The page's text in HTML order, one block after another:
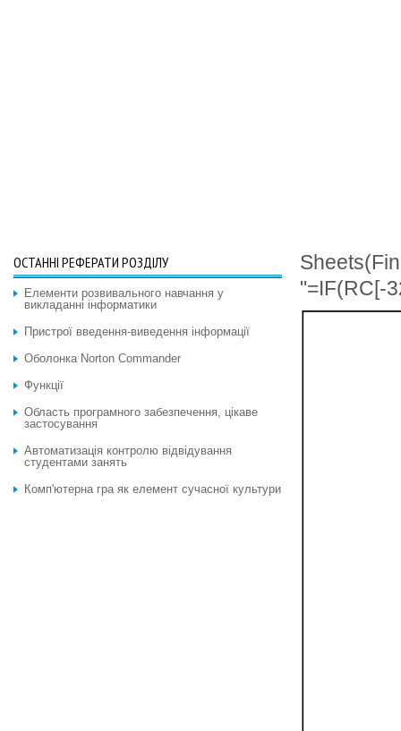
"=IF(RC[-
ОСТАННІ РЕФЕРАТИ РОЗДІЛУ
Елементи розвивального навчання у
викладанні інформатики
Пристрої введення-виведення інформації
Оболонка Norton Commander
Функції
Область програмного забезпечення, цікаве
застосування
Автоматизацiя контролю вiдвiдування
студентами занять
Комп'ютерна гра як елемент сучасної культури